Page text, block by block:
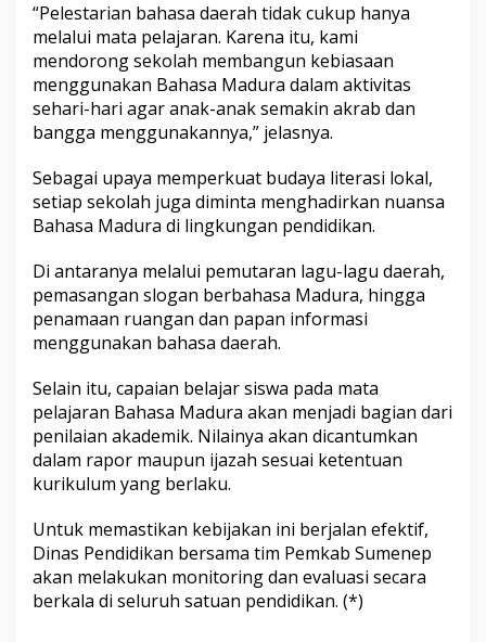
“Pelestarian bahasa daerah tidak cukup hanya
melalui mata pelajaran. Karena itu, kami
mendorong sekolah membangun kebiasaan
menggunakan Bahasa Madura dalam aktivitas
sehari-hari agar anak-anak semakin akrab dan
bangga menggunakannya,” jelasnya.
Sebagai upaya memperkuat budaya literasi lokal,
setiap sekolah juga diminta menghadirkan nuansa
Bahasa Madura di lingkungan pendidikan.
Di antaranya melalui pemutaran lagu-lagu daerah,
pemasangan slogan berbahasa Madura, hingga
penamaan ruangan dan papan informasi
menggunakan bahasa daerah.
Selain itu, capaian belajar siswa pada mata
pelajaran Bahasa Madura akan menjadi bagian dari
penilaian akademik. Nilainya akan dicantumkan
dalam rapor maupun ijazah sesuai ketentuan
kurikulum yang berlaku.
Untuk memastikan kebijakan ini berjalan efektif,
Dinas Pendidikan bersama tim Pemkab Sumenep
akan melakukan monitoring dan evaluasi secara
berkala di seluruh satuan pendidikan. (*)